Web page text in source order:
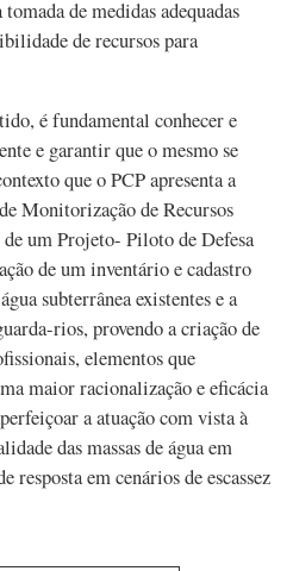
de medidas adequadas
de recursos para
é fundamental conhecer e
e garantir que o mesmo se
que o PCP apresenta a
Monitorização de Recursos
um Projeto- Piloto de Defesa
de um inventário e cadastro
subterrânea existentes e a
rios, provendo a criação de
elementos que
maior racionalização e eficácia
a atuação com vista à
das massas de água em
resposta em cenários de escassez